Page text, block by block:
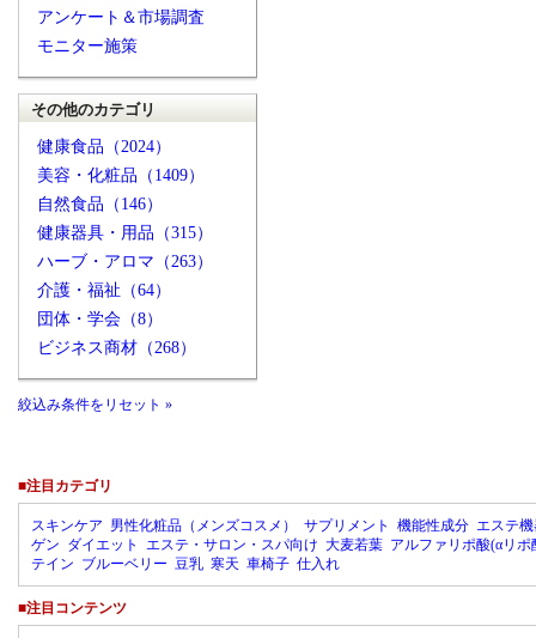
アンケート＆市場調査
モニター施策
その他のカテゴリ
健康食品（2024）
美容・化粧品（1409）
自然食品（146）
健康器具・用品（315）
ハーブ・アロマ（263）
介護・福祉（64）
団体・学会（8）
ビジネス商材（268）
絞込み条件をリセット »
■注目カテゴリ
スキンケア 男性化粧品（メンズコスメ） サプリメント 機能性成分 エステ
ゲン ダイエット エステ・サロン・スパ向け 大麦若葉 アルファリポ酸(αリポ
テイン ブルーベリー 豆乳 寒天 車椅子 仕入れ
■注目コンテンツ